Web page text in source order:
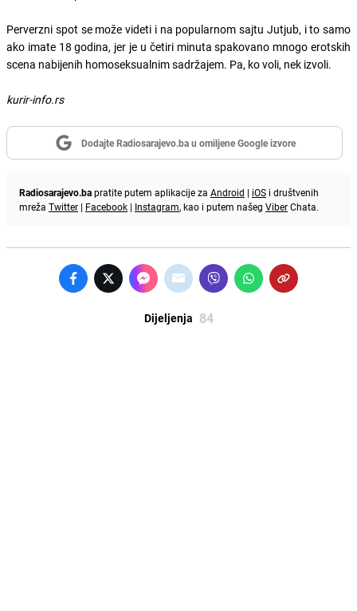
Perverzni spot se može videti i na popularnom sajtu Jutjub, i to samo
ako imate 18 godina, jer je u četiri minuta spakovano mnogo erotskih
scena nabijenih homoseksualnim sadržajem. Pa, ko voli, nek izvoli.
kurir-info.rs
Dodajte Radiosarajevo.ba u omiljene Google izvore
Radiosarajevo.bapratite putem aplikacije za Android | iOS i društvenih
mreža Twitter | Facebook | Instagram, kao i putem našeg ViberChata.
Dijeljenja 84